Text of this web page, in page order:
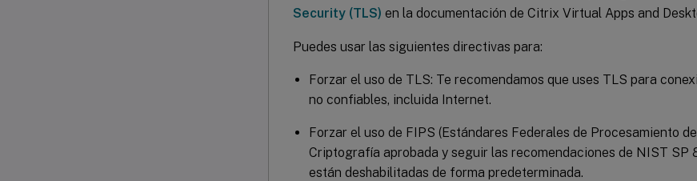
Security (TLS) en la documentación de Citrix Virtual Apps and
Puedes usar las siguientes directivas para:
Forzar el uso de TLS: Te recomendamos que uses TLS para
no confiables, incluida Internet.
Forzar el uso de FIPS (Estándares Federales de Procesamiento
Criptografía aprobada y seguir las recomendaciones de NIST SP
están deshabilitadas de forma predeterminada.